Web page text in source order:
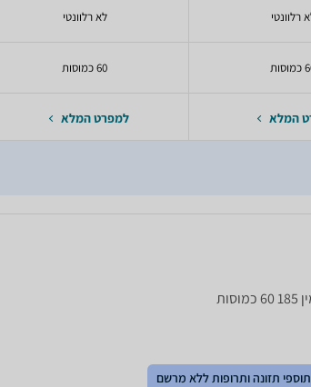
רלוונטי
המלא
לא רלוונטי
60 כמוסות
למפרט המלא
תוספי תזונה ותרופות ללא מרשם